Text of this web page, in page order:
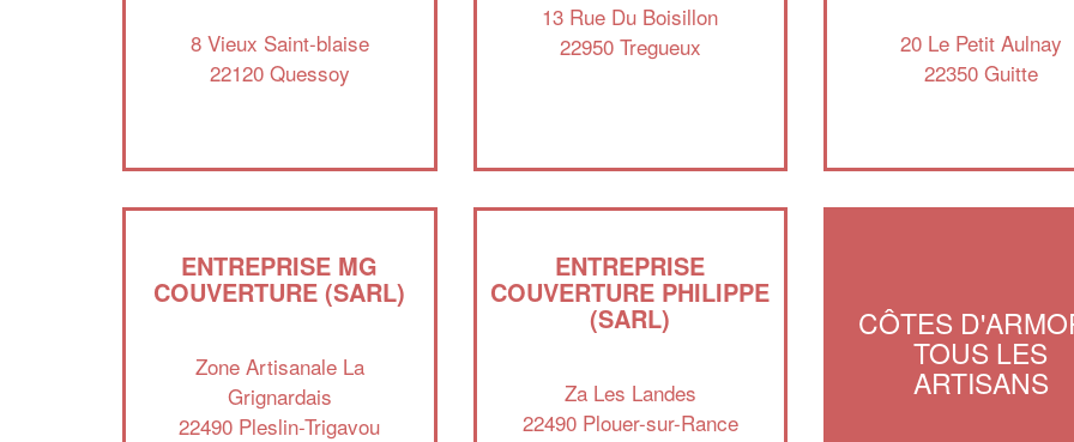
8 Vieux Saint-blaise
22120 Quessoy
13 Rue Du Boisillon
22950 Tregueux
20 Le Petit Aulnay
22350 Guitte
ENTREPRISE MG
COUVERTURE (SARL)
Zone Artisanale La
Grignardais
22490 Pleslin-Trigavou
ENTREPRISE
COUVERTURE PHILIPPE
(SARL)
Za Les Landes
22490 Plouer-sur-Rance
CÔTES
TOUS LES
ARTISANS